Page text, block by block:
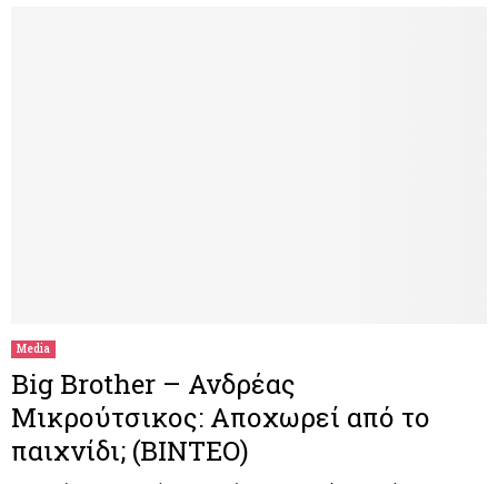
Media
Big Brother – Ανδρέας
Μικρούτσικος: Αποχωρεί από το
παιχνίδι; (ΒΙΝΤΕΟ)